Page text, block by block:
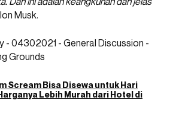
Musk.
Scream Bisa Disewa untuk Hari
Lebih Murah dari Hotel di